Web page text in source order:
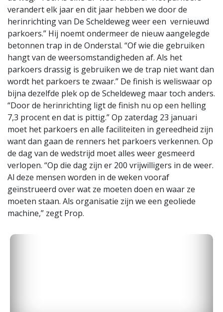
verandert elk jaar en dit jaar hebben we door de
herinrichting van De Scheldeweg weer een vernieuwd
parkoers.” Hij noemt ondermeer de nieuw aangelegde
betonnen trap in de Onderstal. “Of wie die gebruiken
hangt van de weersomstandigheden af. Als het
parkoers drassig is gebruiken we de trap niet want dan
wordt het parkoers te zwaar.” De finish is weliswaar op
bijna dezelfde plek op de Scheldeweg maar toch anders.
“Door de herinrichting ligt de finish nu op een helling
7,3 procent en dat is pittig.” Op zaterdag 23 januari
moet het parkoers en alle faciliteiten in gereedheid zijn
want dan gaan de renners het parkoers verkennen. Op
de dag van de wedstrijd moet alles weer gesmeerd
verlopen. “Op die dag zijn er 200 vrijwilligers in de weer.
Al deze mensen worden in de weken vooraf
geïnstrueerd over wat ze moeten doen en waar ze
moeten staan. Als organisatie zijn we een geoliede
machine,” zegt Prop.